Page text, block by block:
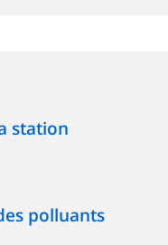
station
polluants